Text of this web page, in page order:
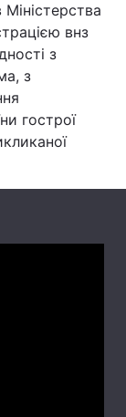
внз
з
з
гострої